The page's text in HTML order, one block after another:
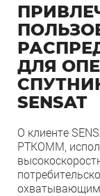
ДЛЯ
SENSAT
О клиенте
РТКОММ,
охватывающим